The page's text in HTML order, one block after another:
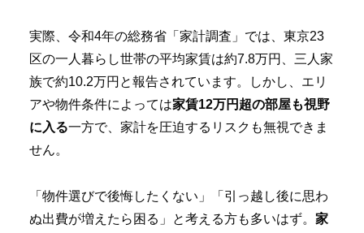
実際、令和4年の総務省「家計調査」では、東京23
区の一人暮らし世帯の平均家賃は約7.8万円、三人家
族で約10.2万円と報告されています。しかし、エリ
アや物件条件によっては家賃12万円超の部屋も視野
に入る一方で、家計を圧迫するリスクも無視できま
せん。
「物件選びで後悔したくない」「引っ越し後に思わ
ぬ出費が増えたら困る」と考える方も多いはず。 家